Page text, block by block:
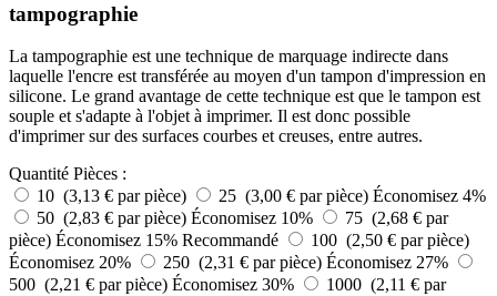
tampographie
La tampographie est une technique de marquage indirecte dans
laquelle l'encre est transférée au moyen d'un tampon d'impression en
silicone. Le grand avantage de cette technique est que le tampon est
souple et s'adapte à l'objet à imprimer. Il est donc possible
d'imprimer sur des surfaces courbes et creuses, entre autres.
Quantité Pièces :
10 (3,13 € par pièce)
25 (3,00 € par pièce) Économisez 4%
50 (2,83 € par pièce) Économisez 10%
75 (2,68 € par
pièce) Économisez 15% Recommandé
100 (2,50 € par pièce)
Économisez 20%
250 (2,31 € par pièce) Économisez 27%
500 (2,21 € par pièce) Économisez 30%
1000 (2,11 € par